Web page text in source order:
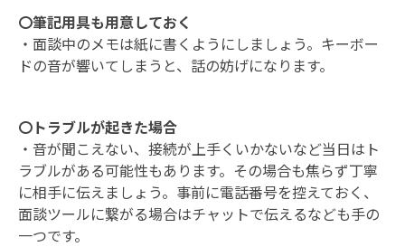
〇筆記用具も用意しておく
・面談中のメモは紙に書くようにしましょう。キーボー
ドの音が響いてしまうと、話の妨げになります。
〇トラブルが起きた場合
・音が聞こえない、接続が上手くいかないなど当日はト
ラブルがある可能性もあります。その場合も焦らず丁寧
に相手に伝えましょう。事前に電話番号を控えておく、
面談ツールに繋がる場合はチャットで伝えるなども手の
一つです。